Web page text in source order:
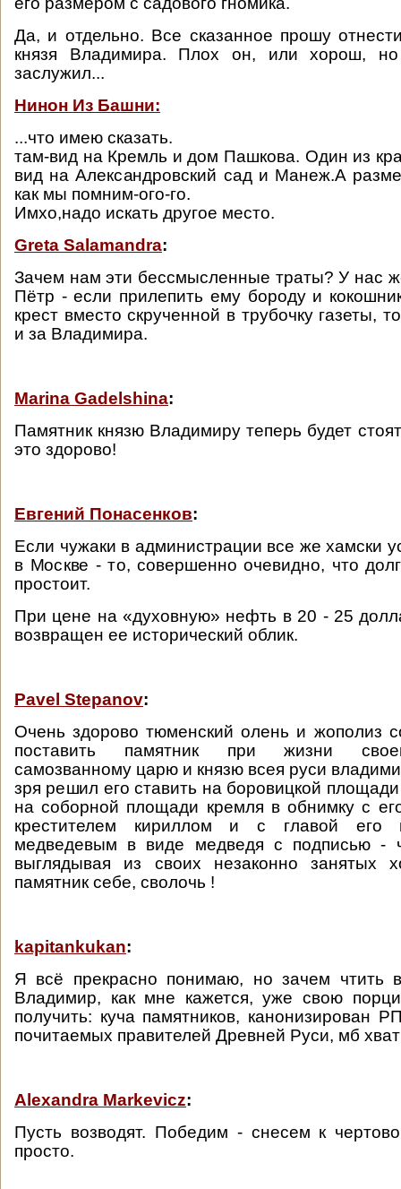
Да, и отдельно. Все сказанное прошу
князя Владимира. Плох он, или хорош, но
заслужил...
Нинон Из Башни:
...что имею сказать.
там-вид на Кремль и дом Пашкова. Один из
вид на Александровский сад и Манеж.А
как мы помним-ого-го.
Имхо,надо искать другое место.
Greta Salamandra:
Зачем нам эти бессмысленные траты? У нас
Пётр - если прилепить ему бороду и
крест вместо скрученной в трубочку газеты,
и за Владимира.
Marina Gadelshina:
Памятник князю Владимиру теперь будет
это здорово!
Евгений Понасенков:
Если чужаки в администрации все же хамски
в Москве - то, совершенно очевидно, что
простоит.
При цене на «духовную» нефть в 20 - 25
возвращен ее исторический облик.
Pavel Stepanov:
Очень здорово тюменский олень и жополиз
поставить памятник при жизни
самозванному царю и князю всея руси
зря решил его ставить на боровицкой
на соборной площади кремля в обнимку с
крестителем кириллом и с главой его
медведевым в виде медведя с подписью -
выглядывая из своих незаконно занятых
памятник себе, сволочь !
kapitankukan:
Я всё прекрасно понимаю, но зачем чтить
Владимир, как мне кажется, уже свою
получить: куча памятников, канонизирован
почитаемых правителей Древней Руси, мб
Alexandra Markevicz:
Пусть возводят. Победим - снесем к
просто.